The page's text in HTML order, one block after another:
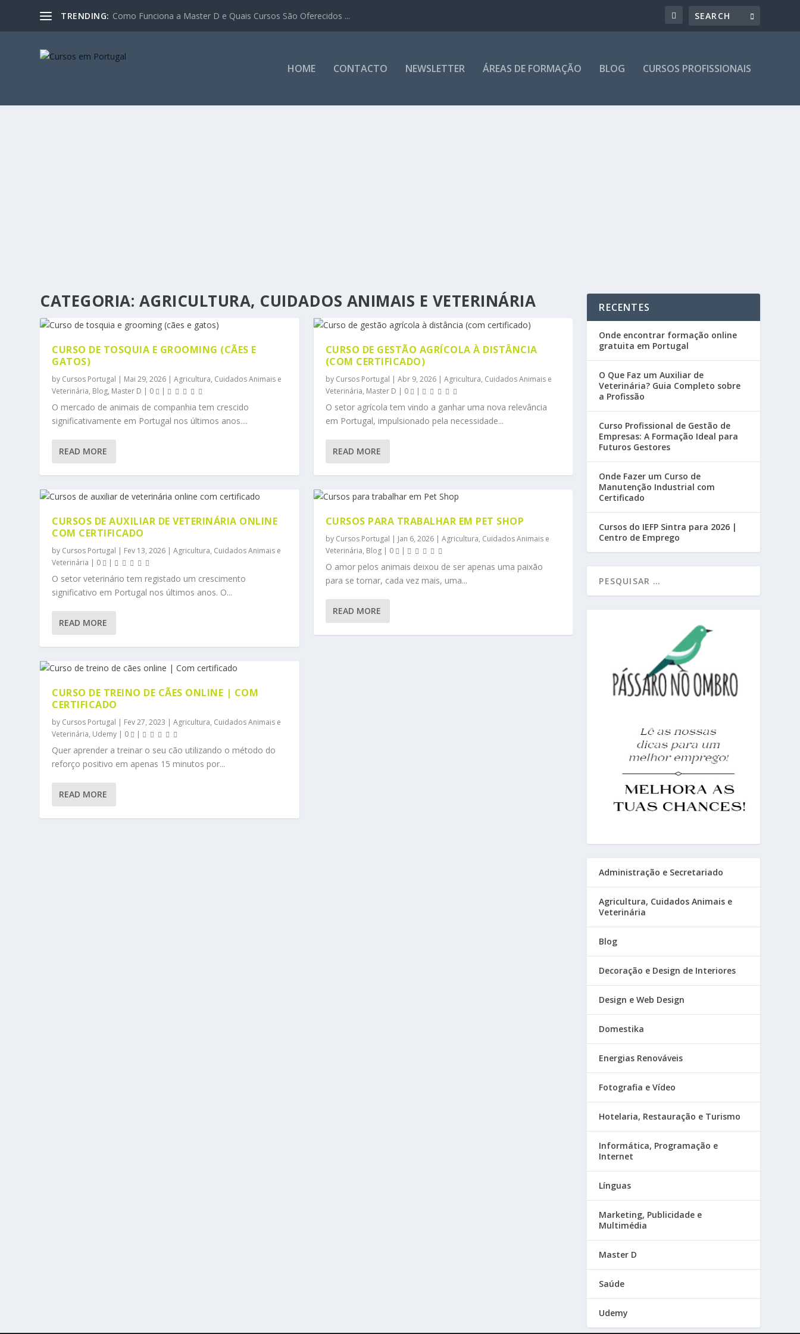
TRENDING: Como Funciona a Master D e Quais Cursos São Oferecidos ...
HOME CONTACTO NEWSLETTER ÁREAS DE FORMAÇÃO BLOG CURSOS PROFISSIONAIS
CATEGORIA: AGRICULTURA, CUIDADOS ANIMAIS E VETERINÁRIA
CURSO DE TOSQUIA E GROOMING (CÃES E
GATOS)
by Cursos Portugal | Mai 29, 2026 |Agricultura, Cuidados Animais e
Veterinária, Blog, Master D | 0 |
O mercado de animais de companhia tem crescido
significativamente em Portugal nos últimos anos....
READ MORE
CURSOS DE AUXILIAR DE VETERINÁRIA ONLINE
COM CERTIFICADO
by Cursos Portugal | Fev 13, 2026 |Agricultura, Cuidados Animais e
Veterinária | 0 |
O setor veterinário tem registado um crescimento
significativo em Portugal nos últimos anos. O...
READ MORE
CURSO DE TREINO DE CÃES ONLINE | COM
CERTIFICADO
by Cursos Portugal | Fev 27, 2023 |Agricultura, Cuidados Animais e
Veterinária, Udemy | 0 |
Quer aprender a treinar o seu cão utilizando o método do
reforço positivo em apenas 15 minutos por...
READ MORE
CURSO DE GESTÃO AGRÍCOLA À DISTÂNCIA
(COM CERTIFICADO)
by Cursos Portugal | Abr 9, 2026| Agricultura, Cuidados Animais e
Veterinária, Master D | 0 |
O setor agrícola tem vindo a ganhar uma nova relevância
em Portugal, impulsionado pela necessidade...
READ MORE
CURSOS PARA TRABALHAR EM PET SHOP
by Cursos Portugal | Jan 6, 2026| Agricultura, Cuidados Animais e
Veterinária, Blog| 0 |
O amor pelos animais deixou de ser apenas uma paixão
para se tornar, cada vez mais, uma...
READ MORE
RECENTES
Onde encontrar formação online
gratuita em Portugal
O Que Faz um Auxiliar de
Veterinária? Guia Completo sobre
a Profissão
Curso Profissional de Gestão de
Empresas: A Formação Ideal para
Futuros Gestores
Onde Fazer um Curso de
Manutenção Industrial com
Certificado
Cursos do IEFP Sintra para 2026 |
Centro de Emprego
Administração e Secretariado
Agricultura, Cuidados Animais e
Veterinária
Blog
Decoração e Design de Interiores
Design e Web Design
Domestika
Energias Renováveis
Fotografia e Vídeo
Hotelaria, Restauração e Turismo
Informática, Programação e
Internet
Línguas
Marketing, Publicidade e
Multimédia
Master D
Saúde
Udemy